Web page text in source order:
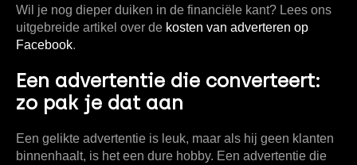
Wil je nog dieper duiken in de financiële kant? Lees ons
uitgebreide artikel over de kosten van adverteren op
Facebook.
Een advertentie die converteert:
zo pak je dat aan
Een gelikte advertentie is leuk, maar als hij geen klanten
binnenhaalt, is het een dure hobby. Een advertentie die